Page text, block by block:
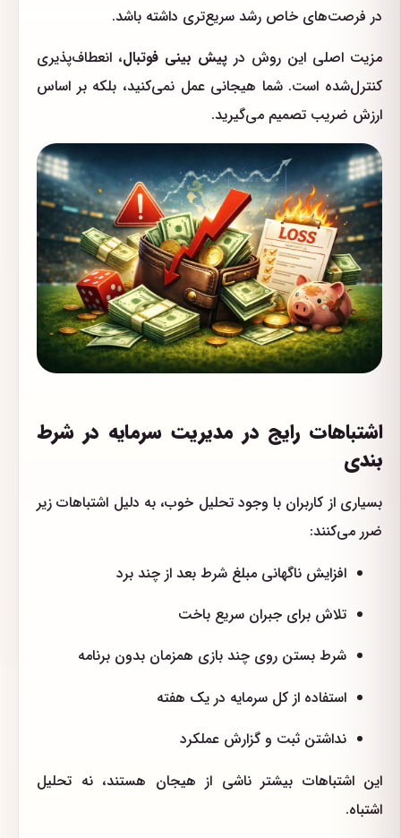
در فرصت‌های خاص رشد سریع‌تری داشته باشد.
مزیت اصلی این روش در پیش بینی فوتبال، انعطاف‌پذیری
کنترل‌شده است. شما هیجانی عمل نمی‌کنید، بلکه بر اساس
ارزش ضریب تصمیم می‌گیرید.
اشتباهات رایج در مدیریت سرمایه در شرط
بندی
بسیاری از کاربران با وجود تحلیل خوب، به دلیل اشتباهات زیر
ضرر می‌کنند:
افزایش ناگهانی مبلغ شرط بعد از چند برد
تلاش برای جبران سریع باخت
شرط بستن روی چند بازی همزمان بدون برنامه
استفاده از کل سرمایه در یک هفته
نداشتن ثبت و گزارش عملکرد
این اشتباهات بیشتر ناشی از هیجان هستند، نه تحلیل
اشتباه.